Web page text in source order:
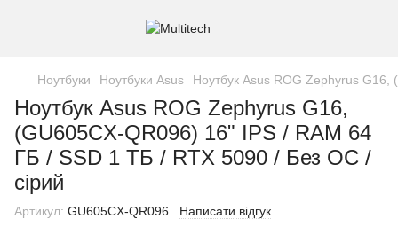
Ноутбуки Ноутбуки Asus Ноутбук Asus ROG Zephyrus
Ноутбук Asus ROG Zephyrus G16,
(GU605CX-QR096) 16" IPS / RAM 64
ГБ / SSD 1 ТБ / RTX 5090 / Без ОС /
сірий
Артикул: GU605CX-QR096 Написати відгук